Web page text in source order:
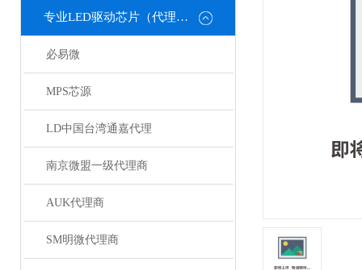
专业LED驱动芯片（代理或直销）
必易微
MPS芯源
LD中国台湾通嘉代理
南京微盟一级代理商
AUK代理商
SM明微代理商